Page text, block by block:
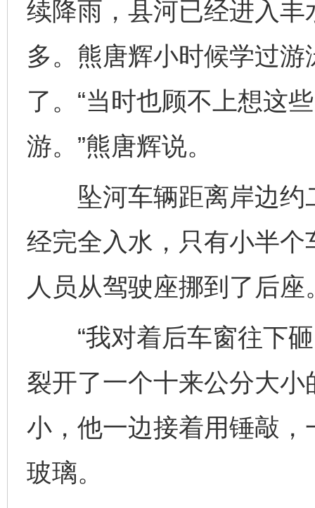
续降雨，县河已经进入
多。熊唐辉小时候学过
了。“当时也顾不上想这
游。”熊唐辉说。
坠河车辆距离岸边约
经完全入水，只有小半
人员从驾驶座挪到了后座
“我对着后车窗往下砸
裂开了一个十来公分大
小，他一边接着用锤敲
玻璃。